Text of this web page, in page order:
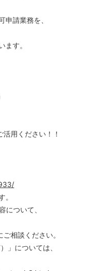
申請業務を、
す。
用ください！！
について、
相談ください。
については、